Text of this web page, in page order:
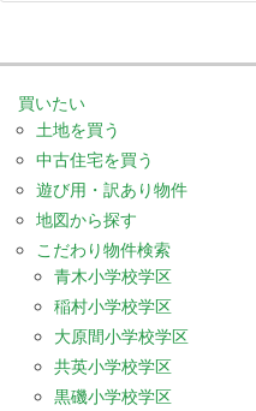
買いたい
土地を買う
中古住宅を買う
遊び用・訳あり物件
地図から探す
こだわり物件検索
青木小学校学区
稲村小学校学区
大原間小学校学区
共英小学校学区
黒磯小学校学区